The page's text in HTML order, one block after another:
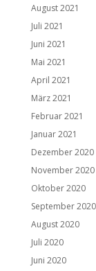
August 2021
Juli 2021
Juni 2021
Mai 2021
April 2021
März 2021
Februar 2021
Januar 2021
Dezember 2020
November 2020
Oktober 2020
September 2020
August 2020
Juli 2020
Juni 2020